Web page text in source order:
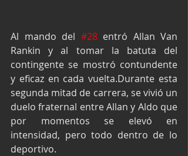
Al mando del #28 entró Allan Van
Rankin y al tomar la batuta del
contingente se mostró contundente
y eficaz en cada vuelta.Durante esta
segunda mitad de carrera, se vivió un
duelo fraternal entre Allan y Aldo que
por momentos se elevó en
intensidad, pero todo dentro de lo
deportivo.